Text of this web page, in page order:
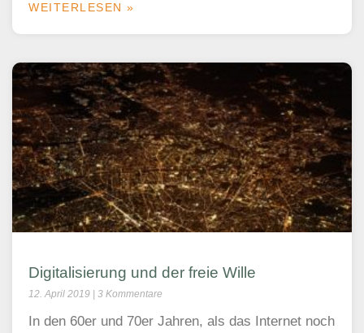
WEITERLESEN »
Digitalisierung und der freie Wille
12. April 2019 3 Kommentare
In den 60er und 70er Jahren, als das Internet noch